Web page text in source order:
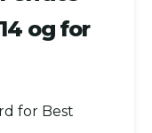
og for
for Best